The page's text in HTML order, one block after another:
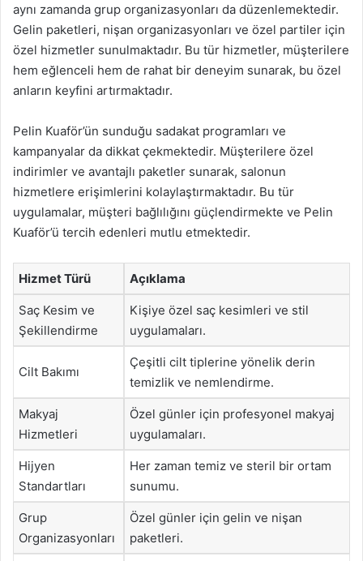
aynı zamanda grup organizasyonları da düzenlemektedir.
Gelin paketleri, nişan organizasyonları ve özel partiler için
özel hizmetler sunulmaktadır. Bu tür hizmetler, müşterilere
hem eğlenceli hem de rahat bir deneyim sunarak, bu özel
anların keyfini artırmaktadır.
Pelin Kuaför’ün sunduğu sadakat programları ve
kampanyalar da dikkat çekmektedir. Müşterilere özel
indirimler ve avantajlı paketler sunarak, salonun
hizmetlere erişimlerini kolaylaştırmaktadır. Bu tür
uygulamalar, müşteri bağlılığını güçlendirmekte ve Pelin
Kuaför’ü tercih edenleri mutlu etmektedir.
Hizmet Türü Açıklama
Saç Kesim ve
Şekillendirme
Kişiye özel saç kesimleri ve stil
uygulamaları.
Cilt Bakımı
Çeşitli cilt tiplerine yönelik derin
temizlik ve nemlendirme.
Makyaj
Hizmetleri
Özel günler için profesyonel makyaj
uygulamaları.
Hijyen
Standartları
Her zaman temiz ve steril bir ortam
sunumu.
Grup
Organizasyonları
Özel günler için gelin ve nişan
paketleri.